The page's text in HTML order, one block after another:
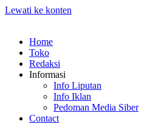
Lewati ke konten
Home
Toko
Redaksi
Informasi
Info Liputan
Info Iklan
Pedoman Media Siber
Contact